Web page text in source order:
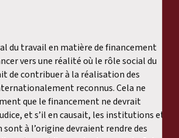
du travail en matière de financement
vers une réalité où le rôle social du
de contribuer à la réalisation des
reconnus. Cela ne
que le financement ne devrait
et s’il en causait, les institutions et
à l’origine devraient rendre des